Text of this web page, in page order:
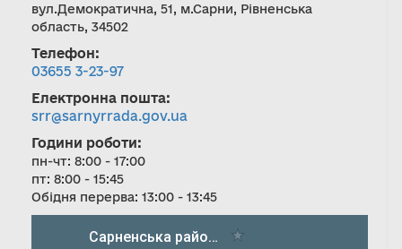
вул.Демократична, 51, м.Сарни, Рівненська
область, 34502
Телефон:
03655 3-23-97
Електронна пошта:
srr@sarnyrrada.gov.ua
Години роботи:
пн-чт: 8:00 - 17:00
пт: 8:00 - 15:45
Обідня перерва: 13:00 - 13:45